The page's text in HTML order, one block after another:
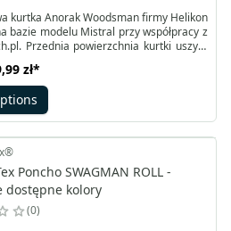
kurtka Anorak Woodsman firmy Helikon
bazie modelu Mistral przy współpracy z
Przednia powierzchnia kurtki uszyta
na iskry, tył z StormStretch®
swobodę ruchów i ochronę przed
opadami. Aby ułatwić zakładanie i
Anorak DuraCanvas wyposażona
zł*
Poncho SWAGMAN ROLL -
dostępne kolory
0